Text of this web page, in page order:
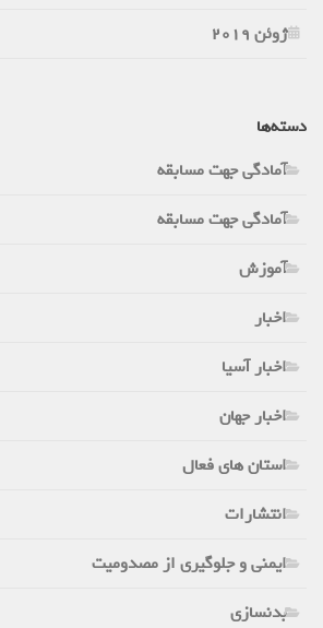
ژوئن 2019
دسته‌ها
آمادگی جهت مسابقه
آمادگی جهت مسابقه
آموزش
اخبار
اخبار آسیا
اخبار جهان
استان های فعال
انتشارات
ایمنی و جلوگیری از مصدومیت
بدنسازی